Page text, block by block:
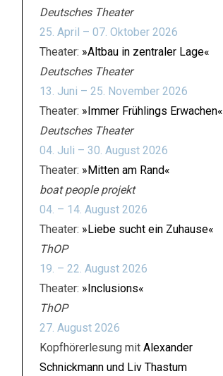
Deutsches Theater
25. April – 07. Oktober 2026
Theater: »Altbau in zentraler Lage«
Deutsches Theater
13. Juni – 25. November 2026
Theater: »Immer Frühlings Erwachen«
Deutsches Theater
04. Juli – 30. August 2026
Theater: »Mitten am Rand«
boat people projekt
04. – 14. August 2026
Theater: »Liebe sucht ein Zuhause«
ThOP
19. – 22. August 2026
Theater: »Inclusions«
ThOP
27. August 2026
Kopfhörerlesung mit Alexander
Schnickmann und Liv Thastum